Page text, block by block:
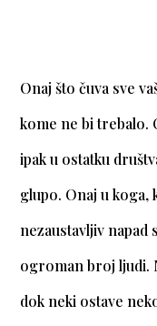
Onaj što čuva sve
kome ne bi trebalo.
ipak u ostatku
glupo. Onaj u koga,
nezaustavljiv napad
ogroman broj ljudi.
dok neki ostave